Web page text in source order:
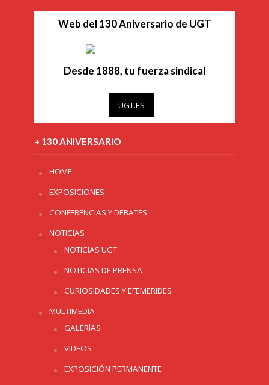
Web del 130 Aniversario de UGT
Desde 1888, tu fuerza sindical
UGT.ES
+ 130 ANIVERSARIO
HOME
EXPOSICIONES
CONFERENCIAS Y DEBATES
NOTICIAS
NOTICIAS UGT
NOTICIAS DE PRENSA
CURIOSIDADES Y EFEMERIDES
MULTIMEDIA
GALERÍAS
VIDEOS
EXPOSICIÓN PERMANENTE